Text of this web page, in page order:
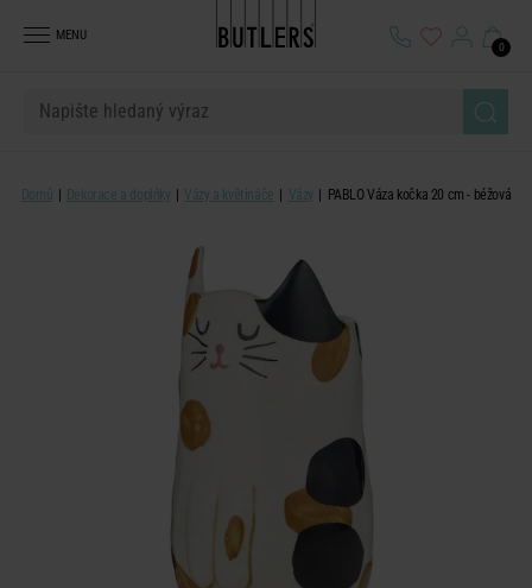
MENU
0
Domů Dekorace a doplňky Vázy a květináče Vázy PABLO Váza kočka 20 cm - béžová